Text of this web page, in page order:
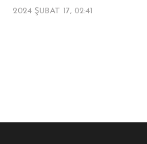
2024 ŞUBAT 17, 02:41